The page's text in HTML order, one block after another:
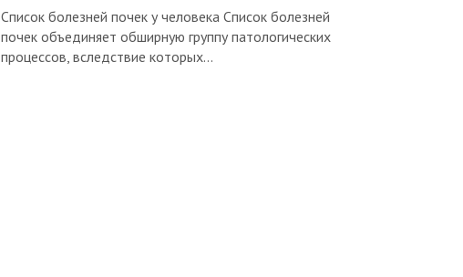
Список болезней почек у человека Список болезней
почек объединяет обширную группу патологических
процессов, вследствие которых…